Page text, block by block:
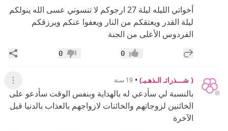
أخواتي الليله ليلة 27 ارجوكم لا تنسوني عسى الله ينولكم
ليلة القدر ويعتقكم من النار ويعفوا عنكم ويرزقكم
الفردوس الأعلى من الجنة
إضافة رد جديد إعجاب0 عدم إعجاب
0
( شـــذراتـ الـذهـبـ) • 19 سنة عرض
بالنسبة لي سأدعي له بالهداية وبنفس الوقت سأدعو على
الخائنين لزوجاتهم والخائنات لازواجهم بالعذاب بالدنيا قبل
الآخرة